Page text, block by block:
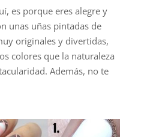
es porque eres alegre y
unas uñas pintadas de
originales y divertidas,
colores que la naturaleza
Además, no te